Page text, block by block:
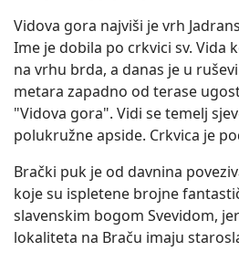
Vidova gora najviši je vrh
Ime je dobila po crkvici sv. Vida
na vrhu brda, a danas je u
metara zapadno od terase
"Vidova gora". Vidi se temelj
polukružne apside. Crkvica je
Brački puk je od davnina
koje su ispletene brojne
slavenskim bogom Svevidom,
lokaliteta na Braču imaju